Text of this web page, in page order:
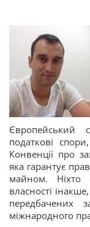
Європейський
податкові
Конвенції про
яка гарантує
майном. Ніхто
власності
передбачених
міжнародного